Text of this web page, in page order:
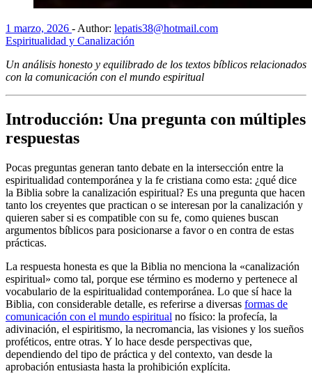
1 marzo, 2026 - Author: lepatis38@hotmail.com
Espiritualidad y Canalización
Un análisis honesto y equilibrado de los textos bíblicos relacionados
con la comunicación con el mundo espiritual
Introducción: Una pregunta con múltiples
respuestas
Pocas preguntas generan tanto debate en la intersección entre la
espiritualidad contemporánea y la fe cristiana como esta: ¿qué dice
la Biblia sobre la canalización espiritual? Es una pregunta que hacen
tanto los creyentes que practican o se interesan por la canalización y
quieren saber si es compatible con su fe, como quienes buscan
argumentos bíblicos para posicionarse a favor o en contra de estas
prácticas.
La respuesta honesta es que la Biblia no menciona la «canalización
espiritual» como tal, porque ese término es moderno y pertenece al
vocabulario de la espiritualidad contemporánea. Lo que sí hace la
Biblia, con considerable detalle, es referirse a diversas formas de
comunicación con el mundo espiritual no físico: la profecía, la
adivinación, el espiritismo, la necromancia, las visiones y los sueños
proféticos, entre otras. Y lo hace desde perspectivas que,
dependiendo del tipo de práctica y del contexto, van desde la
aprobación entusiasta hasta la prohibición explícita.